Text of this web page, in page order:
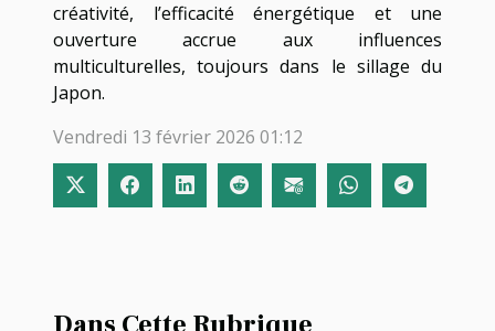
créativité, l’efficacité énergétique et une
ouverture accrue aux influences
multiculturelles, toujours dans le sillage du
Japon.
Vendredi 13 février 2026 01:12